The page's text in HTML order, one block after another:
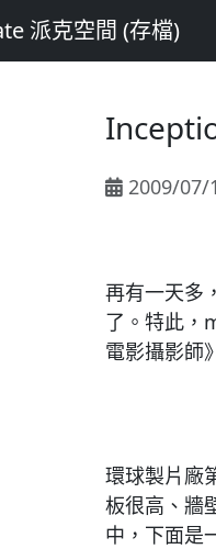
派克空間 (存檔)
2009/07/
再有一天多
了。特此，
電影攝影師
環球製片廠
板很高、牆
中，下面是